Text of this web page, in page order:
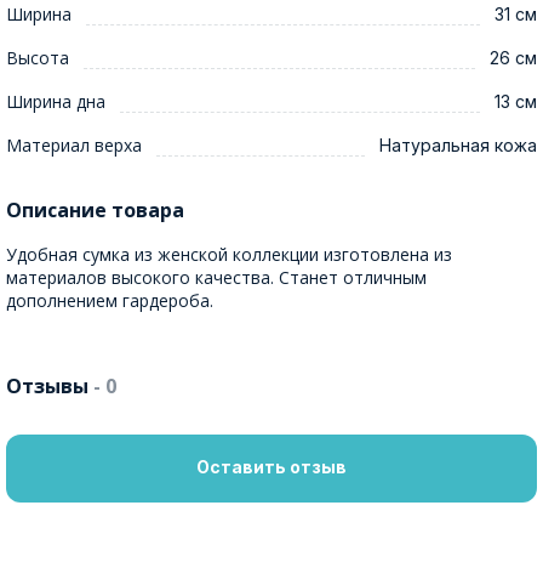
Ширина 31 см
Высота 26 см
Ширина дна 13 см
Материал верха Натуральная кожа
Описание товара
Удобная сумка из женской коллекции изготовлена из
материалов высокого качества. Станет отличным
дополнением гардероба.
Отзывы - 0
Оставить отзыв